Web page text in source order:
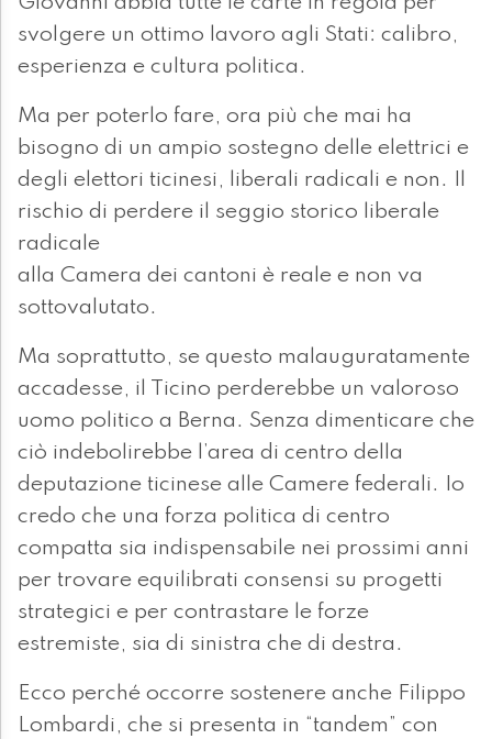
svolgere un ottimo lavoro agli Stati: calibro,
esperienza e cultura politica.
Ma per poterlo fare, ora più che mai ha
bisogno di un ampio sostegno delle elettrici e
degli elettori ticinesi, liberali radicali e non. Il
rischio di perdere il seggio storico liberale
radicale
alla Camera dei cantoni è reale e non va
sottovalutato.
Ma soprattutto, se questo malauguratamente
accadesse, il Ticino perderebbe un valoroso
uomo politico a Berna. Senza dimenticare che
ciò indebolirebbe l’area di centro della
deputazione ticinese alle Camere federali. Io
credo che una forza politica di centro
compatta sia indispensabile nei prossimi anni
per trovare equilibrati consensi su progetti
strategici e per contrastare le forze
estremiste, sia di sinistra che di destra.
Ecco perché occorre sostenere anche Filippo
Lombardi, che si presenta in “tandem” con